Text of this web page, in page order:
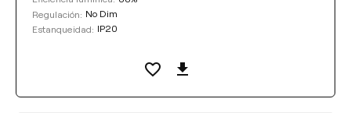
Regulación: No Dim
Estanqueidad: IP20